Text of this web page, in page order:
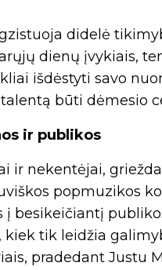
didelė
dienų įvykiais,
išdėstyti savo
būti dėmesio
ir publikos
ir nekentėjai,
popmuzikos
besikeičiantį
kiek tik leidžia
pradedant Justu